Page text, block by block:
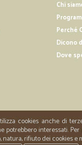
Chi
Perché
Dicono
Dove
cookies anche di
potrebbero interessati.
natura, rifiuto dei cookies